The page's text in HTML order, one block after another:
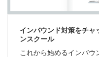
インバウンド対策をチャ
ンスクール
これから始めるインバウ